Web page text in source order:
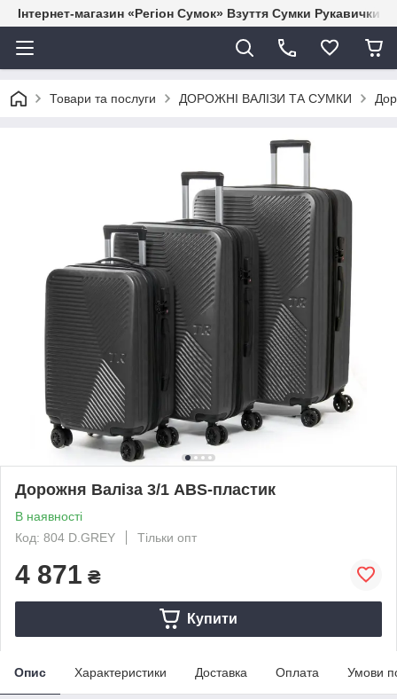
Інтернет-магазин «Регіон Сумок» Взуття Сумки Рукавички
Товари та послуги ДОРОЖНІ ВАЛІЗИ ТА СУМКИ
Дорожня Валіза 3/1 ABS-пластик
В наявності
Код: 804 D.GREY
Тільки опт
4 871 ₴
Купити
Опис Характеристики Доставка Оплата Умови